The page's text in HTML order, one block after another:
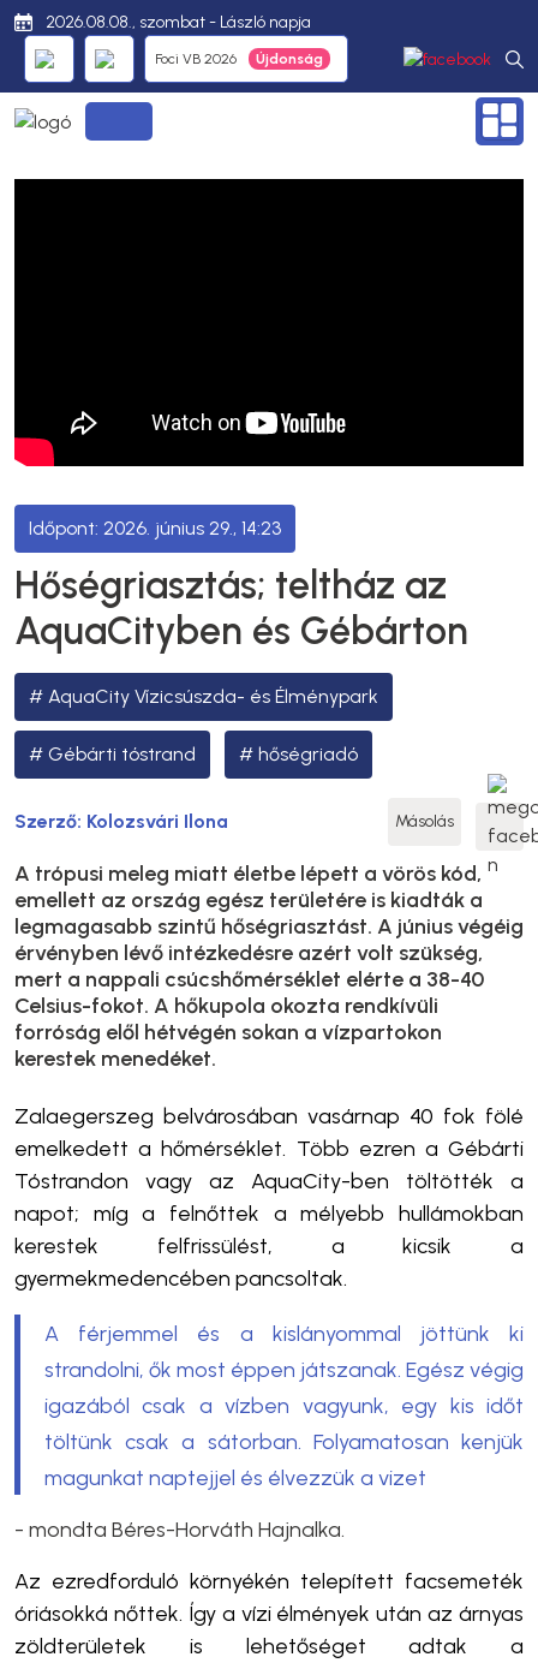
2026.08.08., szombat - László napja
Foci VB 2026
2026. június 29., 14:23
Hőségriasztás; teltház az
AquaCityben és Gébárton
AquaCity Vízicsúszda- és Élménypark
Gébárti tóstrand hőségriadó
Szerző: Kolozsvári Ilona Másolás
A trópusi meleg miatt életbe lépett a vörös kód,
emellett az ország egész területére is kiadták a
legmagasabb szintű hőségriasztást. A június végéig
érvényben lévő intézkedésre azért volt szükség,
mert a nappali csúcshőmérséklet elérte a 38-40
Celsius-fokot. A hőkupola okozta rendkívüli
forróság elől hétvégén sokan a vízpartokon
kerestek menedéket.
Zalaegerszeg belvárosában vasárnap 40 fok fölé
emelkedett a hőmérséklet. Több ezren a Gébárti
Tóstrandon vagy az AquaCity-ben töltötték a
napot; míg a felnőttek a mélyebb hullámokban
kerestek felfrissülést, a kicsik a
gyermekmedencében pancsoltak.
A férjemmel és a kislányommal jöttünk ki
strandolni, ők most éppen játszanak. Egész végig
igazából csak a vízben vagyunk, egy kis időt
töltünk csak a sátorban. Folyamatosan kenjük
magunkat naptejjel és élvezzük a vizet
- mondta Béres-Horváth Hajnalka.
Az ezredforduló környékén telepített facsemeték
óriásokká nőttek. Így a vízi élmények után az árnyas
zöldterületek is lehetőséget adtak a